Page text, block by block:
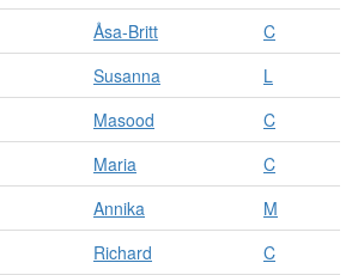
Åsa-Britt
C
Susanna
L
Masood
C
Maria
C
Annika
M
Richard
C